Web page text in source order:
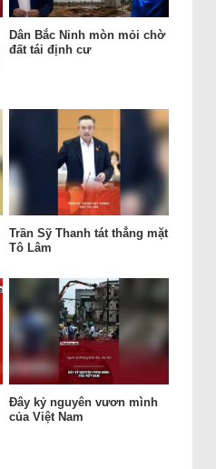
Dân Bắc Ninh mòn mỏi chờ
đất tái định cư
Trần Sỹ Thanh tát thẳng mặt
Tô Lâm
Đây kỷ nguyên vươn mình
của Việt Nam